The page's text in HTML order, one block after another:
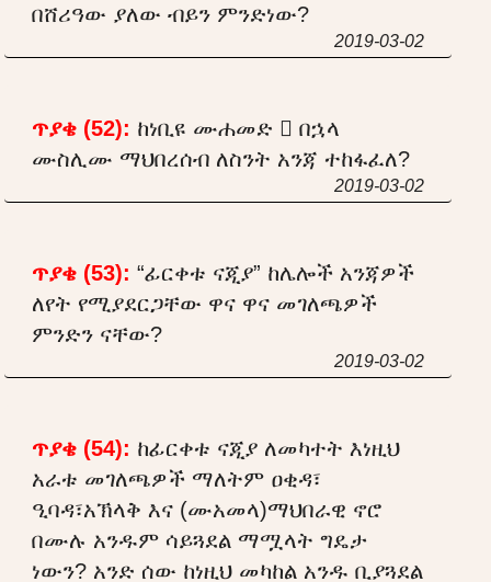
በሸሪዓው ያለው ብይን ምንድነው?
2019-03-02
ጥያቄ (52): ከነቢዩ ሙሐመድ  በኋላ
ሙስሊሙ ማህበረሰብ ለስንት አንጃ ተከፋፈለ?
2019-03-02
ጥያቄ (53): “ፊርቀቱ ናጂያ” ከሌሎች አንጃዎች
ለየት የሚያደርጋቸው ዋና ዋና መገለጫዎች
ምንድን ናቸው?
2019-03-02
ጥያቄ (54): ከፊርቀቱ ናጂያ ለመካተት እነዚህ
አራቱ መገለጫዎች ማለትም ዐቂዳ፣
ዒባዳ፣አኽላቅ እና (ሙአመላ)ማህበራዊ ኖሮ
በሙሉ አንዱም ሳይጓደል ማሟላት ግዴታ
ነውን? አንድ ሰው ከነዚህ መካከል አንዱ ቢያጓደል